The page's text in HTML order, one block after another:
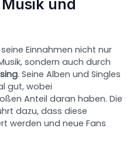
und
Einnahmen nicht nur
sondern auch durch
. Seine Alben und Singles
gut, wobei
Anteil daran haben. Die
dazu, dass diese
werden und neue Fans